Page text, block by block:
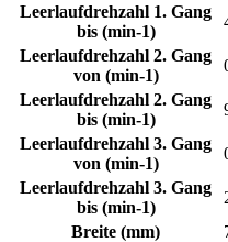
Leerlaufdrehzahl 1. Gang
bis (min-1)
Leerlaufdrehzahl 2. Gang
von (min-1)
Leerlaufdrehzahl 2. Gang
bis (min-1)
Leerlaufdrehzahl 3. Gang
von (min-1)
Leerlaufdrehzahl 3. Gang
bis (min-1)
Breite (mm)